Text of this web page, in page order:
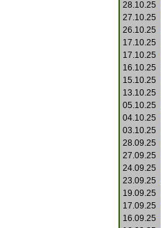
28.10.25
27.10.25
26.10.25
17.10.25
17.10.25
16.10.25
15.10.25
13.10.25
05.10.25
04.10.25
03.10.25
28.09.25
27.09.25
24.09.25
23.09.25
19.09.25
17.09.25
16.09.25